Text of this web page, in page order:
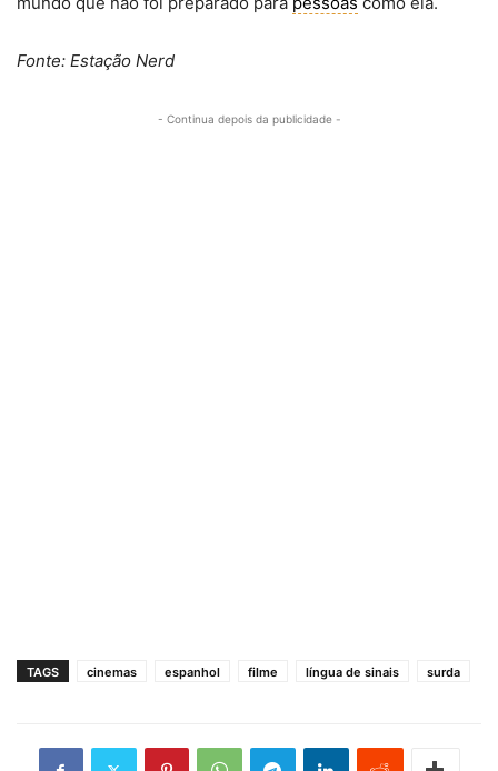
Fonte: Estação Nerd
- Continua depois da publicidade -
TAGS cinemas espanhol filme língua de sinais surda